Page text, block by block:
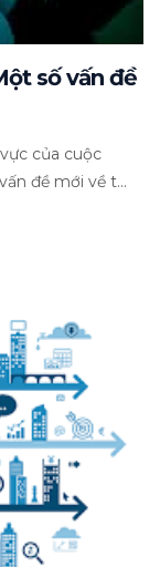
số vấn đề
của cuộc
đề mới về t...